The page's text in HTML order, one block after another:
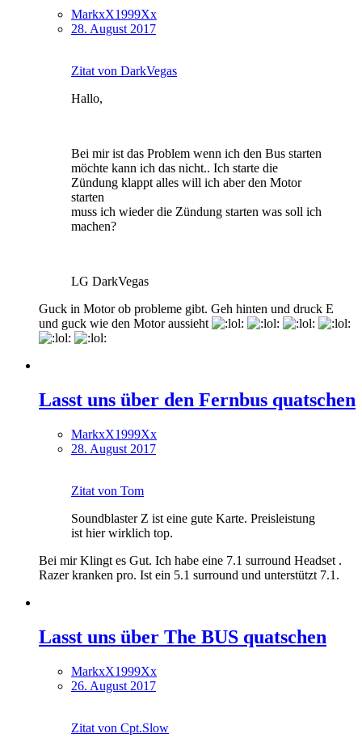
MarkxX1999Xx
28. August 2017
Zitat von DarkVegas
Hallo,
Bei mir ist das Problem wenn ich den Bus starten
möchte kann ich das nicht.. Ich starte die
Zündung klappt alles will ich aber den Motor
starten
muss ich wieder die Zündung starten was soll ich
machen?
LG DarkVegas
Guck in Motor ob probleme gibt. Geh hinten und druck E
und guck wie den Motor aussieht
Lasst uns über den Fernbus quatschen
MarkxX1999Xx
28. August 2017
Zitat von Tom
Soundblaster Z ist eine gute Karte. Preisleistung
ist hier wirklich top.
Bei mir Klingt es Gut. Ich habe eine 7.1 surround Headset .
Razer kranken pro. Ist ein 5.1 surround und unterstützt 7.1.
Lasst uns über The BUS quatschen
MarkxX1999Xx
26. August 2017
Zitat von Cpt.Slow